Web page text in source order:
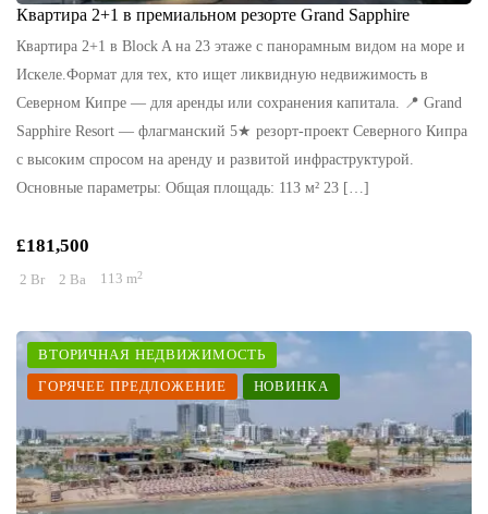
Квартира 2+1 в премиальном резорте Grand Sapphire
Квартира 2+1 в Block A на 23 этаже с панорамным видом на море и
Искеле.Формат для тех, кто ищет ликвидную недвижимость в
Северном Кипре — для аренды или сохранения капитала. 📍 Grand
Sapphire Resort — флагманский 5★ резорт-проект Северного Кипра
с высоким спросом на аренду и развитой инфраструктурой.
Основные параметры: Общая площадь: 113 м² 23 […]
£181,500
2 Br 2 Ba 113 m2
ВТОРИЧНАЯ НЕДВИЖИМОСТЬ
ГОРЯЧЕЕ ПРЕДЛОЖЕНИЕ
НОВИНКА